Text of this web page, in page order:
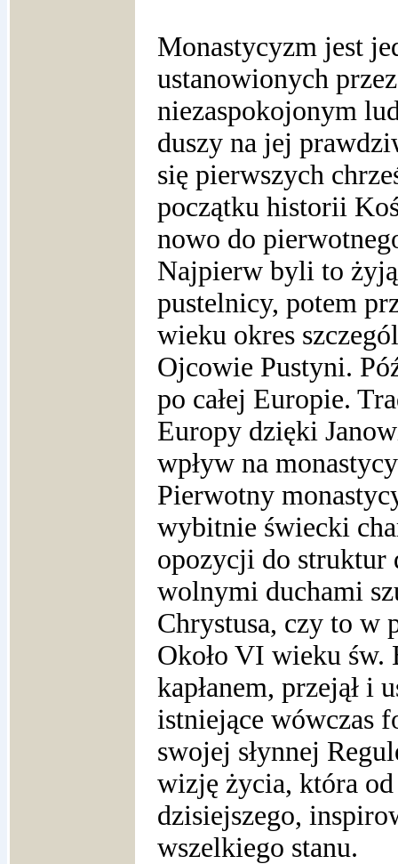
Monastycyzm jest
ustanowionych
niezaspokojonym
duszy na jej
się pierwszych
początku historii
nowo do
Najpierw byli to
pustelnicy, potem
wieku okres
Ojcowie Pustyni.
po całej Europie.
Europy dzięki
wpływ na
Pierwotny
wybitnie świecki
opozycji do
wolnymi duchami
Chrystusa, czy to w
Około VI wieku św.
kapłanem, przejął i
istniejące wówczas
swojej słynnej
wizję życia, która
dzisiejszego,
wszelkiego stanu.